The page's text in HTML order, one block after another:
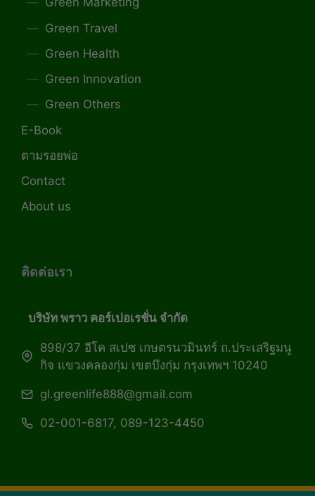
Green Travel
Green Health
Green Innovation
Green Others
E-Book
ตามรอยพ่อ
Contact
About us
ติดต่อเรา
บริษัท พราว คอร์เปอเรชั่น จำกัด
898/37 อีโค สเปซ เกษตรนวมินทร์ ถ.ประเสริฐมนู
กิจ แขวงคลองกุ่ม เขตบึงกุ่ม กรุงเทพฯ 10240
gl.greenlife888@gmail.com
02-001-6817, 089-123-4450